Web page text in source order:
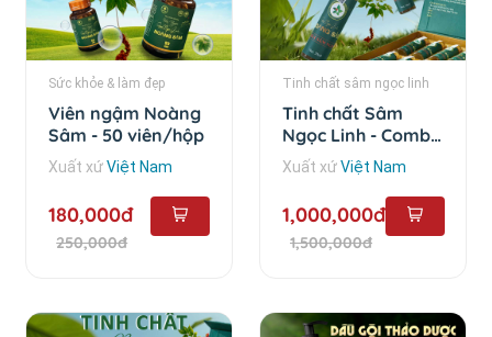
Sức khỏe & làm đẹp
Viên ngậm Noàng
Sâm - 50 viên/hộp
Xuất xứViệt Nam
180,000đ
250,000đ
Tinh chất sâm ngọc linh
Tinh chất Sâm
Ngọc Linh - Combo
10 chai
Xuất xứViệt Nam
1,000,000đ
1,500,000đ